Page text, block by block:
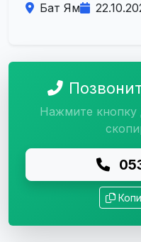
Бат Ям
Нажмите кнопку